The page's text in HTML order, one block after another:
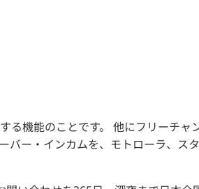
る機能のことです。 他にフリーチャ
ー・インカムを、モトローラ、ス